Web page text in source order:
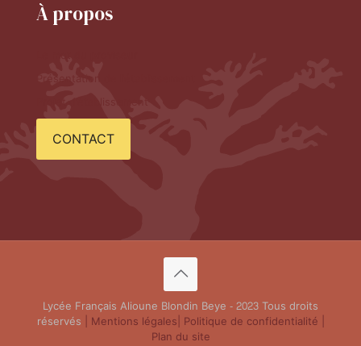
À propos
CONTACT
Lycée Français Alioune Blondin Beye - 2023 Tous droits
réservés | Mentions légales | Politique de confidentialité
Plan du site